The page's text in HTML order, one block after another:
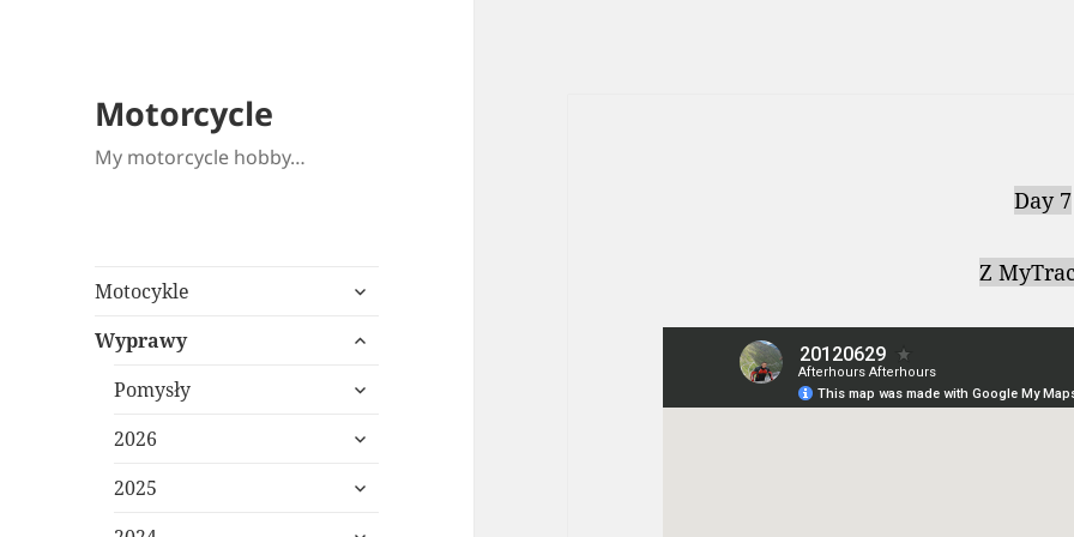
Motorcycle
My motorcycle hobby…
Motocykle
expand
menu
Wyprawy
expand
menu
Pomysły
expand
menu
2026
expand
menu
2025
expand
expand
Day 7
Z